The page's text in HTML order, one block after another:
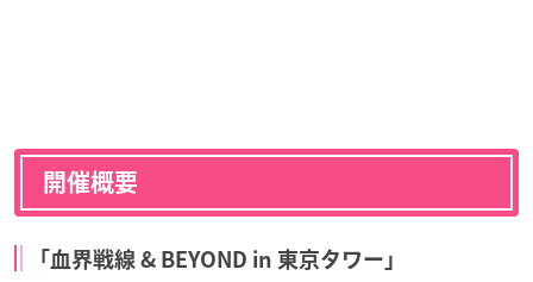
開催概要
「血界戦線 & BEYOND in 東京タワー」